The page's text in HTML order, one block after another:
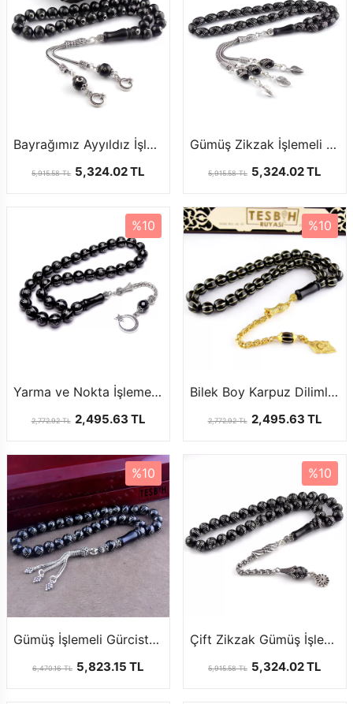
Bayrağımız Ayyıldız İşlemeli Gürcistan Oltu Tesbih
5,915.58 TL 5,324.02 TL
Gümüş Zikzak İşlemeli Gürcistan Oltu Tesbih
5,915.58 TL 5,324.02 TL
%10
Yarma ve Nokta İşlemeli Gürcistan Oltusu
2,772.92 TL 2,495.63 TL
%10
Bilek Boy Karpuz Dilimli Oltu Tesbih
2,772.92 TL 2,495.63 TL
%10
Gümüş İşlemeli Gürcistan Oltu Tesbih
6,470.16 TL 5,823.15 TL
%10
Çift Zikzak Gümüş İşlemeli Gürcistan Oltu Tesbih
5,915.58 TL 5,324.02 TL